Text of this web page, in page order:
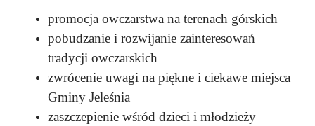
promocja owczarstwa na terenach górskich
pobudzanie i rozwijanie zainteresowań
tradycji owczarskich
zwrócenie uwagi na piękne i ciekawe miejsca
Gminy Jeleśnia
zaszczepienie wśród dzieci i młodzieży